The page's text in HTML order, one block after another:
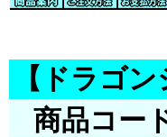
【ドラゴ
商品コー